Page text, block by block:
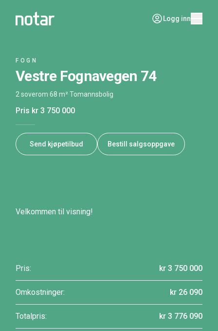
Logg inn
FOGN
Vestre Fognavegen 74
2 soverom·68 m²·Tomannsbolig
Pris kr 3 750 000
Send kjøpetilbud Bestill salgsoppgave
Velkommen til visning!
Pris: kr 3 750 000
Omkostninger: kr 26 090
Totalpris: kr 3 776 090